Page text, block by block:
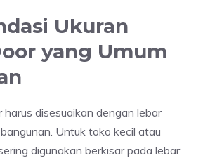
Ukuran
yang Umum
harus disesuaikan dengan lebar
Untuk toko kecil atau
digunakan berkisar pada lebar